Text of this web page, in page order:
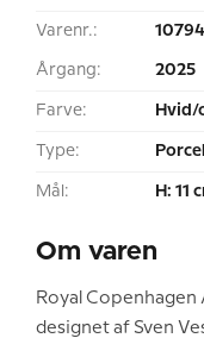
Varenr.:
Årgang: 2025
Farve: Hvid/
Type:
Mål: H: 11
Om varen
Royal Copenhagen
designet af Sven